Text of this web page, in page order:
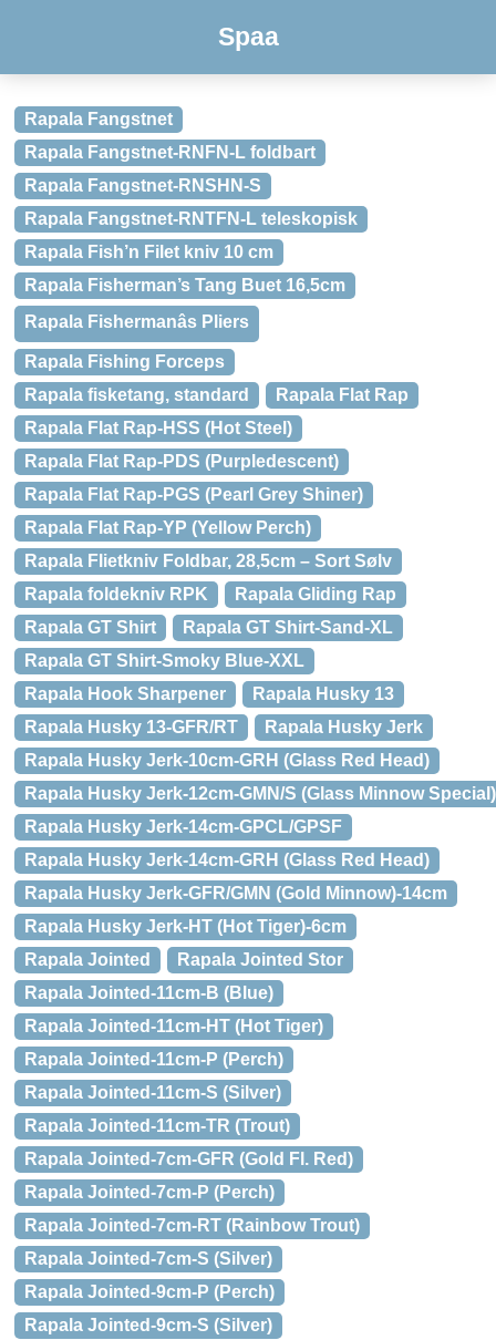
Spaa
Rapala Fangstnet
Rapala Fangstnet-RNFN-L foldbart
Rapala Fangstnet-RNSHN-S
Rapala Fangstnet-RNTFN-L teleskopisk
Rapala Fish’n Filet kniv 10 cm
Rapala Fisherman’s Tang Buet 16,5cm
Rapala Fishermanâs Pliers
Rapala Fishing Forceps
Rapala fisketang, standard
Rapala Flat Rap
Rapala Flat Rap-HSS (Hot Steel)
Rapala Flat Rap-PDS (Purpledescent)
Rapala Flat Rap-PGS (Pearl Grey Shiner)
Rapala Flat Rap-YP (Yellow Perch)
Rapala Flietkniv Foldbar, 28,5cm – Sort Sølv
Rapala foldekniv RPK
Rapala Gliding Rap
Rapala GT Shirt
Rapala GT Shirt-Sand-XL
Rapala GT Shirt-Smoky Blue-XXL
Rapala Hook Sharpener
Rapala Husky 13
Rapala Husky 13-GFR/RT
Rapala Husky Jerk
Rapala Husky Jerk-10cm-GRH (Glass Red Head)
Rapala Husky Jerk-12cm-GMN/S (Glass Minnow Special)
Rapala Husky Jerk-14cm-GPCL/GPSF
Rapala Husky Jerk-14cm-GRH (Glass Red Head)
Rapala Husky Jerk-GFR/GMN (Gold Minnow)-14cm
Rapala Husky Jerk-HT (Hot Tiger)-6cm
Rapala Jointed
Rapala Jointed Stor
Rapala Jointed-11cm-B (Blue)
Rapala Jointed-11cm-HT (Hot Tiger)
Rapala Jointed-11cm-P (Perch)
Rapala Jointed-11cm-S (Silver)
Rapala Jointed-11cm-TR (Trout)
Rapala Jointed-7cm-GFR (Gold Fl. Red)
Rapala Jointed-7cm-P (Perch)
Rapala Jointed-7cm-RT (Rainbow Trout)
Rapala Jointed-7cm-S (Silver)
Rapala Jointed-9cm-P (Perch)
Rapala Jointed-9cm-S (Silver)